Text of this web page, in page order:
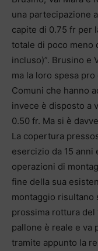
una partecipazione
capite di 0.75 fr per
totale di poco meno
incluso)”. Brusino e
ma la loro spesa
Comuni che hanno
invece è disposto a
0.50 fr. Ma si è
La copertura
esercizio da 15 anni
operazioni di
fine della sua
montaggio risultano
prossima rottura
pallone è reale e va
tramite appunto la